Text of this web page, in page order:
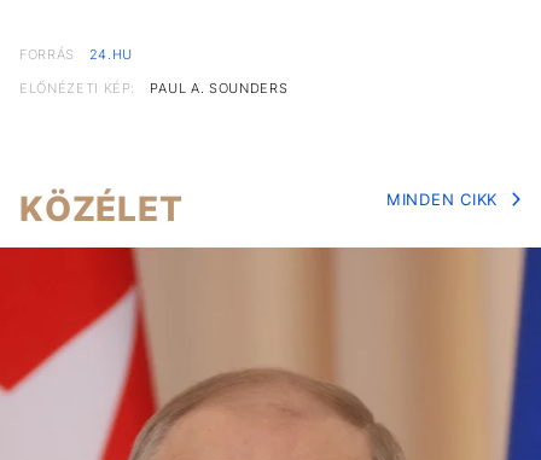
FORRÁS
24.HU
ELŐNÉZETI KÉP:
PAUL A. SOUNDERS
KÖZÉLET MINDEN CIKK